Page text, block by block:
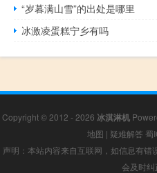
“岁暮满山雪”的出处是哪里
冰激凌蛋糕宁乡有吗
Copyright © 2012 - 2026 冰淇淋机
地图 | 疑难解答 蜀
声明：本站内容来自互联网，如信息有
会及时